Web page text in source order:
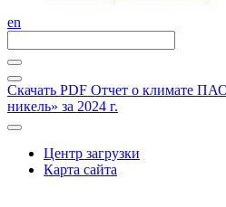
en
Скачать PDF Отчет о климате
никель» за 2024 г.
Центр загрузки
Карта сайта